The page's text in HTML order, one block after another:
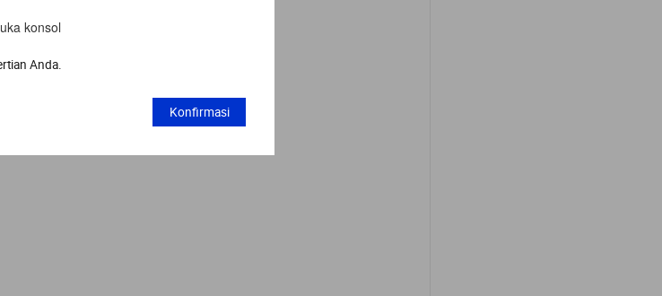
konsol
Anda.
Konfirmasi